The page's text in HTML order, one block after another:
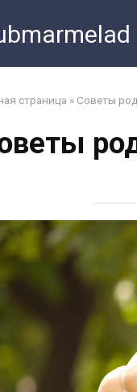
страница » Советы